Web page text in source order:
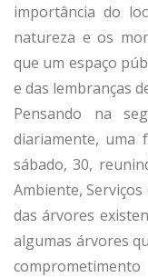
importância do
natureza e os
que um espaço
e das lembranças
Pensando na
diariamente, uma
sábado, 30,
Ambiente,
das árvores
algumas árvores